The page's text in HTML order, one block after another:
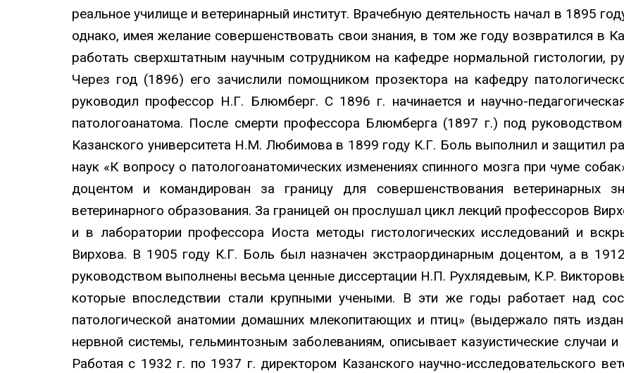
реальное училище и ветеринарный институт. Врачебную деятельность начал в 1895
однако, имея желание совершенствовать свои знания, в том же году возвратился в
работать сверхштатным научным сотрудником на кафедре нормальной гистологии,
Через год (1896) его зачислили помощником прозектора на кафедру
руководил профессор Н.Г. Блюмберг. С 1896 г. начинается и научно-
патологоанатома. После смерти профессора Блюмберга (1897 г.) под
Казанского университета Н.М. Любимова в 1899 году К.Г. Боль выполнил и защитил
наук «К вопросу о патологоанатомических изменениях спинного мозга при чуме
доцентом и командирован за границу для совершенствования ветеринарных
ветеринарного образования. За границей он прослушал цикл лекций профессоров
и в лаборатории профессора Иоста методы гистологических исследований и
Вирхова. В 1905 году К.Г. Боль был назначен экстраординарным доцентом, а в
руководством выполнены весьма ценные диссертации Н.П. Рухлядевым, К.Р.
которые впоследствии стали крупными учеными. В эти же годы работает над
патологической анатомии домашних млекопитающих и птиц» (выдержало пять
нервной системы, гельминтозным заболеваниям, описывает казуистические случаи
Работая с 1932 г. по 1937 г. директором Казанского научно-исследовательского